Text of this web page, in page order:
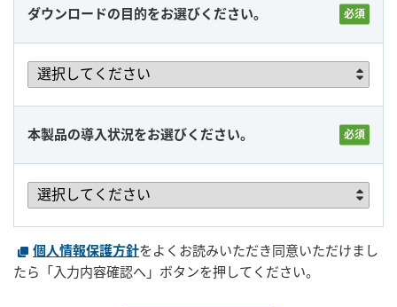
ダウンロードの目的をお選びください。
本製品の導入状況をお選びください。
個人情報保護方針をよくお読みいただき同意いただけまし
たら「入力内容確認へ」ボタンを押してください。